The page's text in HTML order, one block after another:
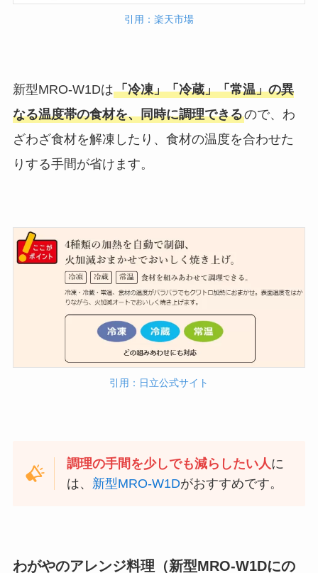
引用：楽天市場
新型MRO-W1Dは「冷凍」「冷蔵」「常温」の異
なる温度帯の食材を、同時に調理できるので、わ
ざわざ食材を解凍したり、食材の温度を合わせた
りする手間が省けます。
引用：日立公式サイト
調理の手間を少しでも減らしたい人 に
は、 新型MRO-W1Dがおすすめです。
わがやのアレンジ料理（新型MRO-W1Dにの